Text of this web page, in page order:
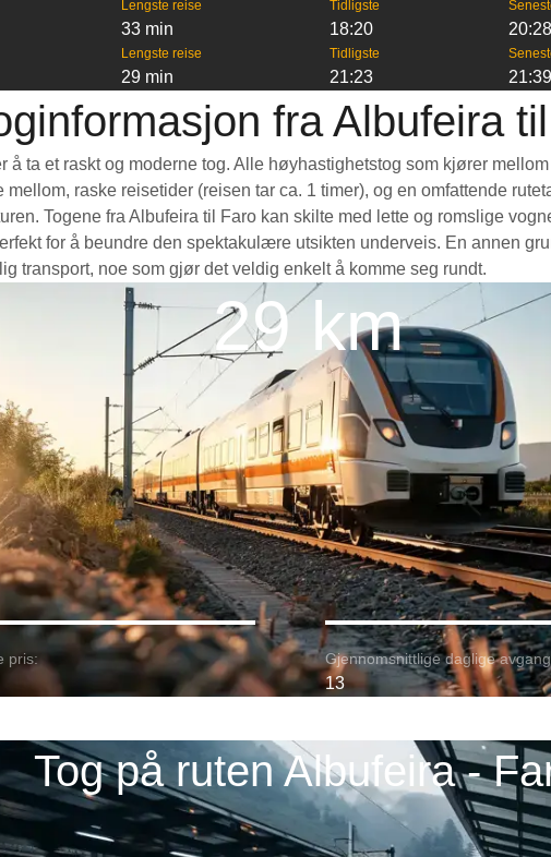
Lengste reise
33 min
Tidligste
18:20 20:28
Lengste reise
29 min
Tidligste
21:23 21:39
fra Albufeira
å ta et raskt og moderne tog. Alle høyhastighetstog som kjører
raske reisetider (reisen tar ca. 1 timer), og en omfattende
Togene fra Albufeira til Faro kan skilte med lette og romslige
for å beundre den spektakulære utsikten underveis. En annen
transport, noe som gjør det veldig enkelt å komme seg rundt.
29 km
pris: Gjennomsnittlige daglige
13
Tog på ruten Albufeira -